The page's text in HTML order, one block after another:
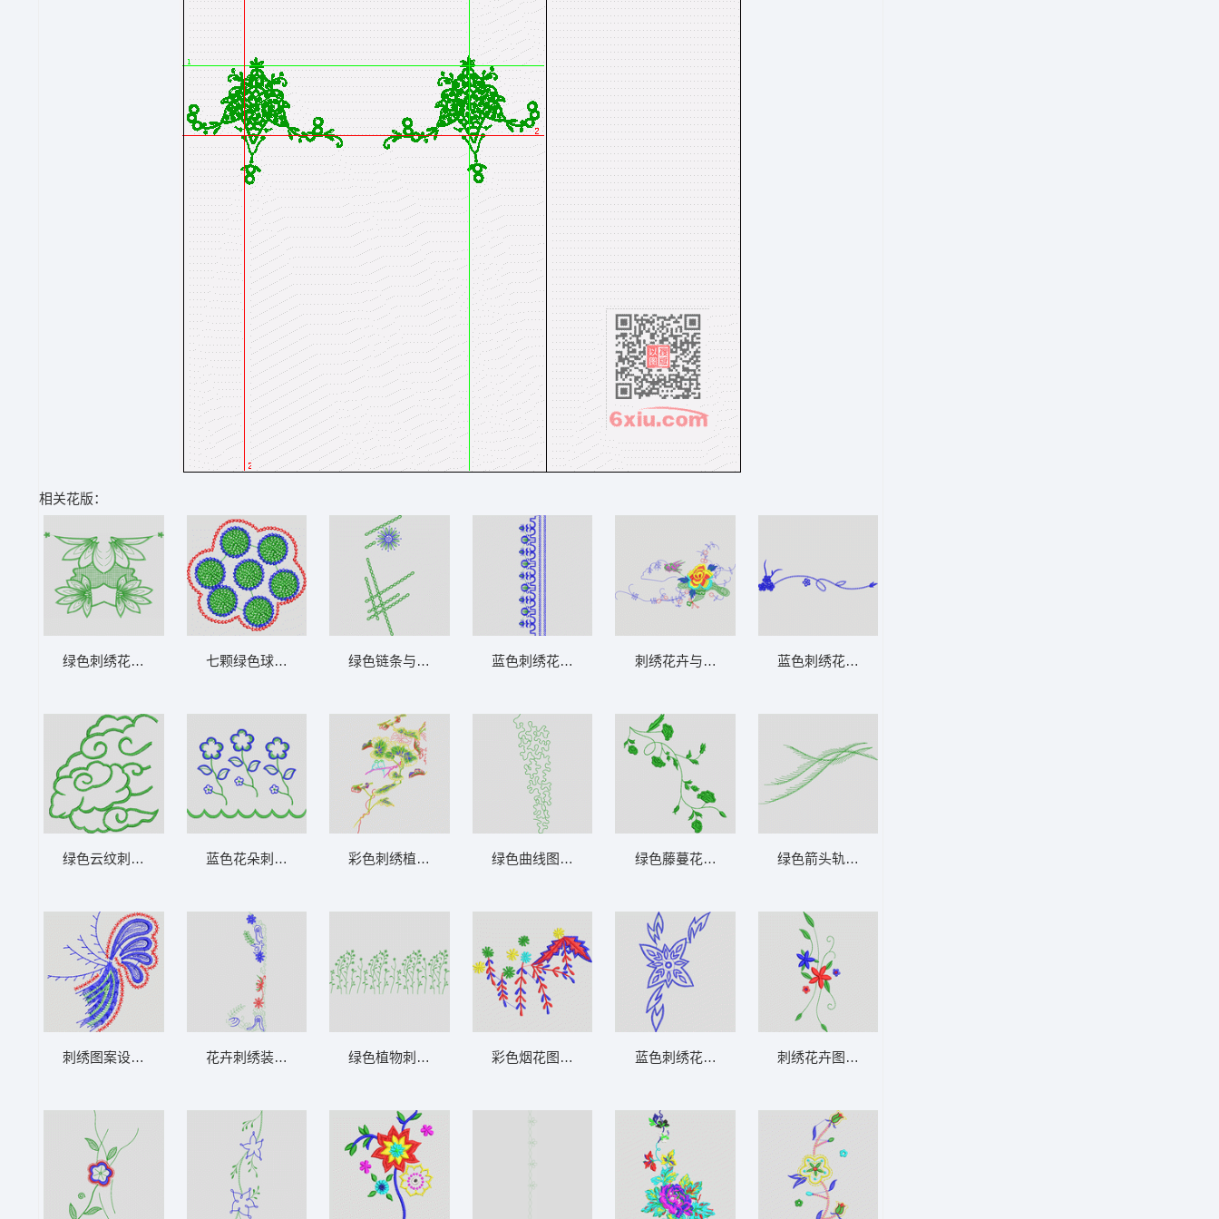
相关花版：
绿色刺绣花卉装饰图案 花型
绿色云纹刺绣图案 花型
刺绣图案设计图 花型
七颗绿色球体被红色边界包围 花型
蓝色花朵刺绣图案 花型
花卉刺绣装饰图案 花型
绿色链条与蓝色星形图案 花型
彩色刺绣植物与小鸟图案 花型
绿色植物刺绣图案 花型
蓝色刺绣花边图案 花型
绿色曲线图案装饰 花型
彩色烟花图案刺绣设计 花型
刺绣花卉与小鸟图案 花型
绿色藤蔓花卉刺绣图案 牛仔裤
蓝色刺绣花卉图案设计 牛仔裤
蓝色刺绣花卉装饰图案 牛仔裤
绿色箭头轨迹图示 牛仔裤
刺绣花卉图案 牛仔裤